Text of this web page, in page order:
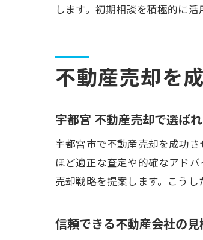
します。初期相談を積極的に
不動産売却を
宇都宮 不動産売却で選ば
宇都宮市で不動産売却を成功
ほど適正な査定や的確なアド
売却戦略を提案します。こう
信頼できる不動産会社の